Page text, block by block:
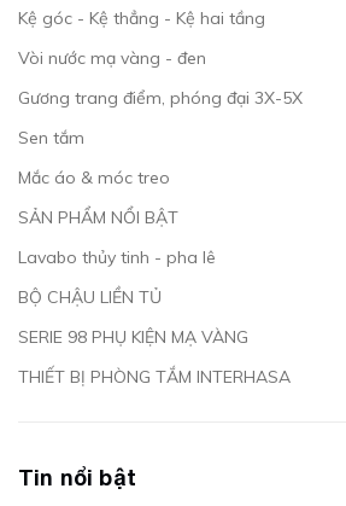
Kệ góc - Kệ thẳng - Kệ hai tầng
Vòi nước mạ vàng - đen
Gương trang điểm, phóng đại 3X-5X
Sen tắm
Mắc áo & móc treo
SẢN PHẨM NỔI BẬT
Lavabo thủy tinh - pha lê
BỘ CHẬU LIỀN TỦ
SERIE 98 PHỤ KIỆN MẠ VÀNG
THIẾT BỊ PHÒNG TẮM INTERHASA
Tin nổi bật